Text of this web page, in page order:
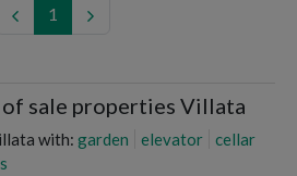
1
of sale properties Villata
with: garden elevator
cellar